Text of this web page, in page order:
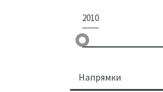
2010
Напрямки